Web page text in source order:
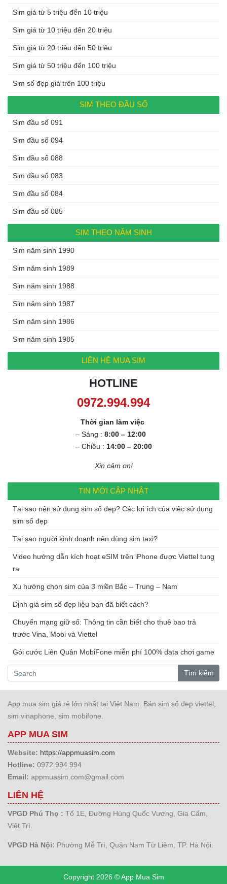
Sim giá từ 5 triệu đến 10 triệu
Sim giá từ 10 triệu đến 20 triệu
Sim giá từ 20 triệu đến 50 triệu
Sim giá từ 50 triệu đến 100 triệu
Sim số đẹp giá trên 100 triệu
SIM THEO ĐẦU SỐ
Sim đầu số 091
Sim đầu số 094
Sim đầu số 088
Sim đầu số 083
Sim đầu số 084
Sim đầu số 085
SIM THEO NĂM SINH
Sim năm sinh 1990
Sim năm sinh 1989
Sim năm sinh 1988
Sim năm sinh 1987
Sim năm sinh 1986
Sim năm sinh 1985
LIÊN HỆ MUA SIM
HOTLINE
0972.994.994
Thời gian làm việc
– Sáng : 8:00 – 12:00
– Chiều : 14:00 – 20:00
Xin cảm ơn!
TIN MỚI CẬP NHẬT
Tại sao nên sử dụng sim số đẹp? Các lợi ích của việc sử dụng
sim số đẹp
Tại sao người kinh doanh nên dùng sim taxi?
Video hướng dẫn kích hoạt eSIM trên iPhone được Viettel tung
ra
Xu hướng chọn sim của 3 miền Bắc – Trung – Nam
Định giá sim số đẹp liệu bạn đã biết cách?
Chuyển mạng giữ số: Thông tin cần biết cho thuê bao trả
trước Vina, Mobi và Viettel
Gói cước Liên Quân MobiFone miễn phí 100% data chơi game
Tìm kiếm
App mua sim giá rẻ lớn nhất tại Việt Nam. Bán sim số đẹp viettel,
sim vinaphone, sim mobifone.
APP MUA SIM
Website: https://appmuasim.com
Hotline: 0972.994.994
Email: appmuasim.com@gmail.com
LIÊN HỆ
VPGD Phú Thọ : Tổ 1E, Đường Hùng Quốc Vương, Gia Cẩm,
Việt Trì.
VPGD Hà Nội: Phường Mễ Trì, Quận Nam Từ Liêm, TP. Hà Nội.
Copyright 2026 © App Mua Sim